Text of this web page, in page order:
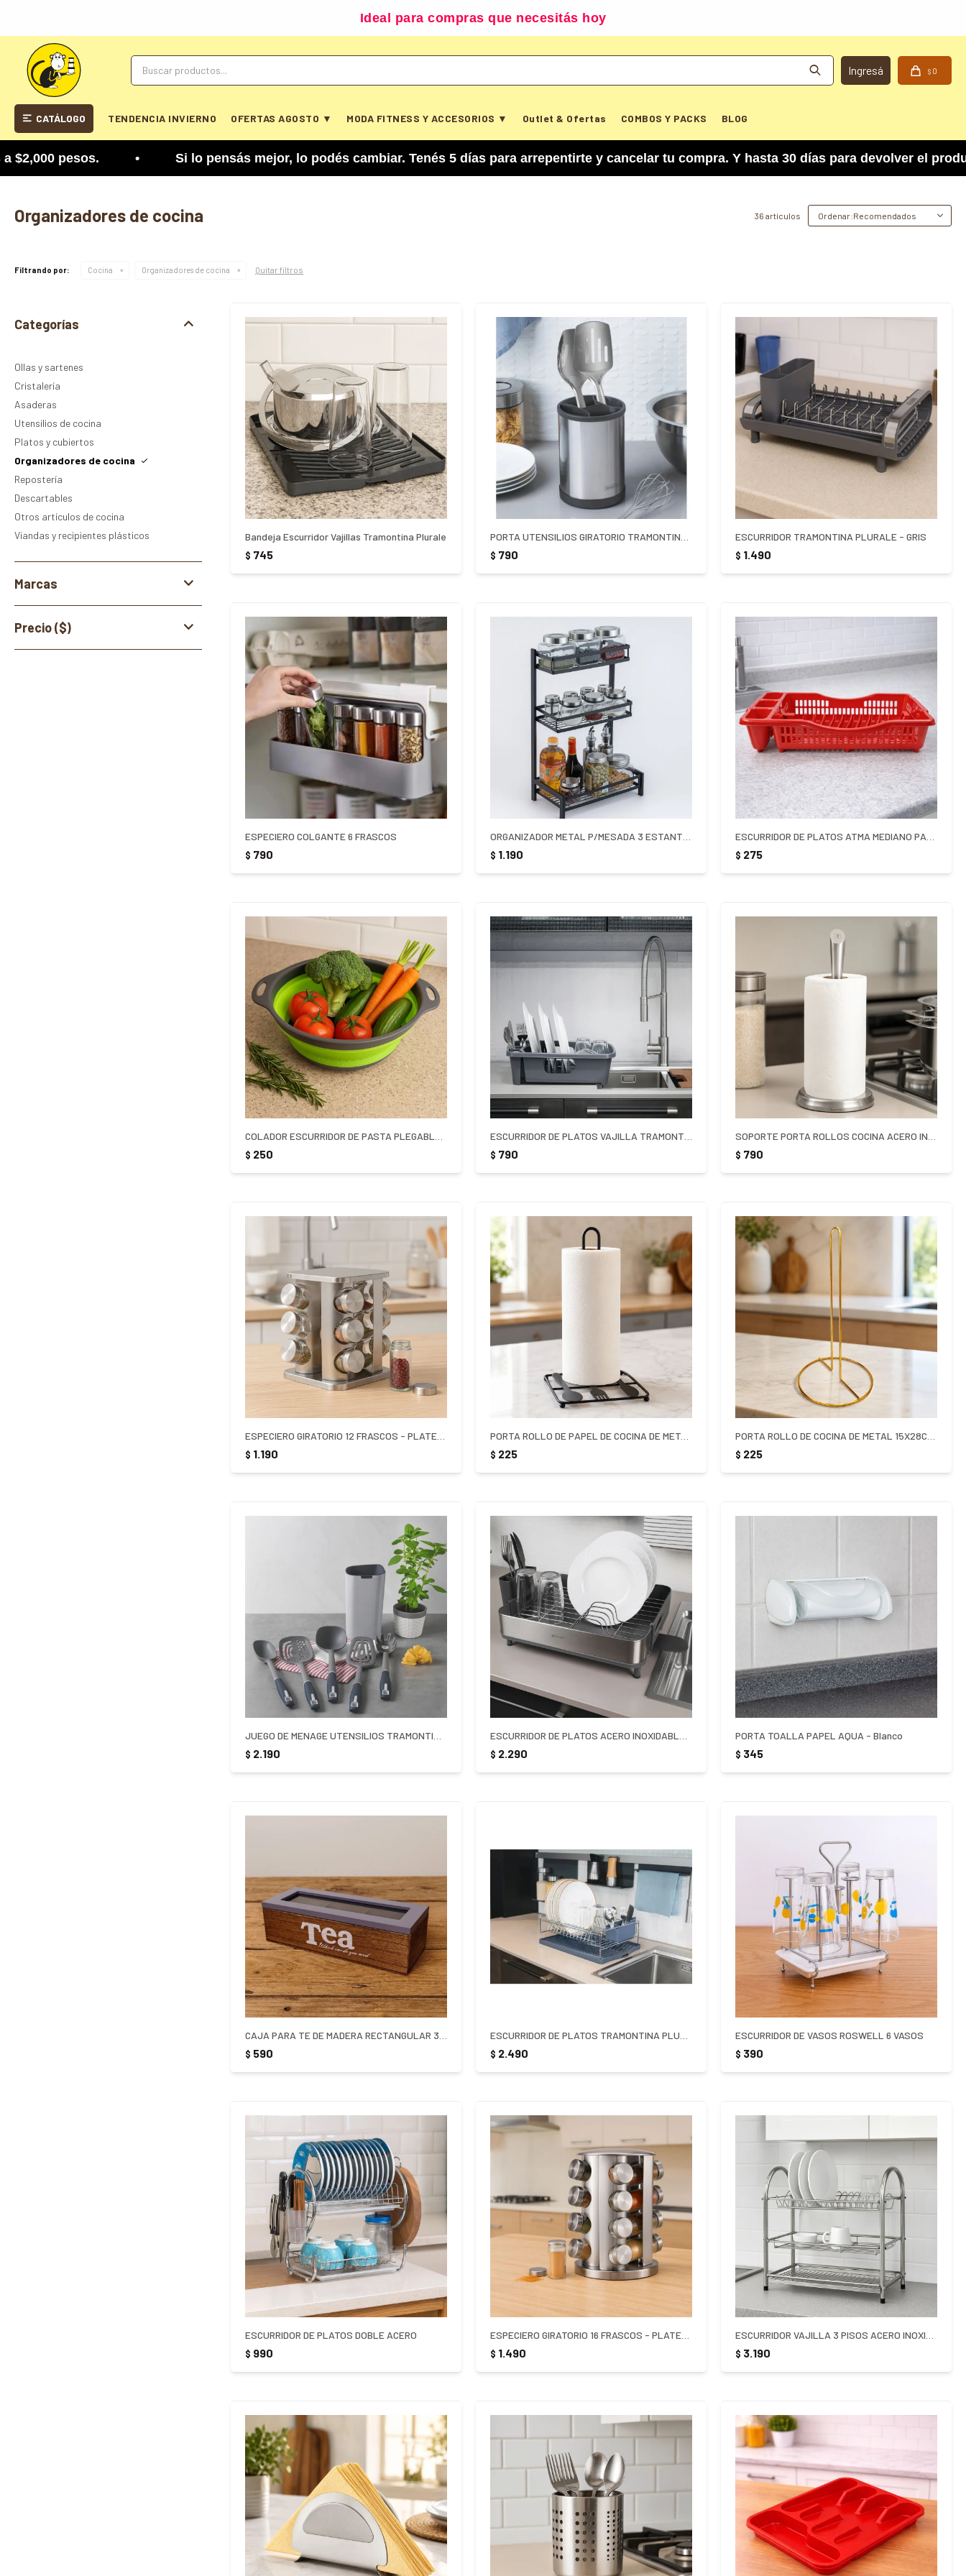
Disponible según zona y cobertura
CATÁLOGO TENDENCIA INVIERNO OFERTAS AGOSTO ▼ MODA FITNESS Y ACCESORIOS ▼ Outlet & Ofertas COMBOS Y PACKS BLOG
$ 0
• Si lo pensás mejor, lo podés cambiar. Tenés 5 días para arrepentirte y cancelar tu compra. Y hasta 30 días para devolver el producto si no
Organizadores de cocina 36 artículos Recomendados
Filtrando por: Cocina Organizadores de cocina Quitar filtros
Bandeja Escurridor Vajillas Tramontina Plurale
$ 745 $ 790
ESCURRIDOR TRAMONTINA PLURALE - GRIS
$ 1.490
ESPECIERO COLGANTE 6 FRASCOS
$ 790 $ 1.190 $ 275
$ 250 $ 790 $ 790
ESPECIERO GIRATORIO 12 FRASCOS - PLATEADO
$ 1.190
PORTA ROLLO DE PAPEL DE COCINA DE METAL NEGRO
$ 225 $ 225
$ 2.190 $ 2.290
PORTA TOALLA PAPEL AQUA - Blanco
$ 345
$ 590 $ 2.490
ESCURRIDOR DE VASOS ROSWELL 6 VASOS
$ 390
ESCURRIDOR DE PLATOS DOBLE ACERO
$ 990
ESPECIERO GIRATORIO 16 FRASCOS - PLATEADO
$ 1.490 $ 3.190
Categorías
Ollas y sartenes
Cristalería
Asaderas
Utensilios de cocina
Platos y cubiertos
Organizadores de cocina
Repostería
Descartables
Otros artículos de cocina
Viandas y recipientes plásticos
Marcas
Precio($)